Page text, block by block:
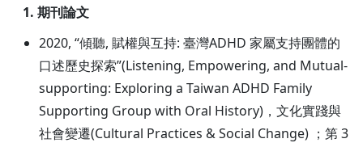
1. 期刊論文
2020, “傾聽, 賦權與互持: 臺灣ADHD 家屬支持團體的
口述歷史探索”(Listening, Empowering, and Mutual-
supporting: Exploring a Taiwan ADHD Family
Supporting Group with Oral History)，文化實踐與
社會變遷(Cultural Practices & Social Change) ；第 3